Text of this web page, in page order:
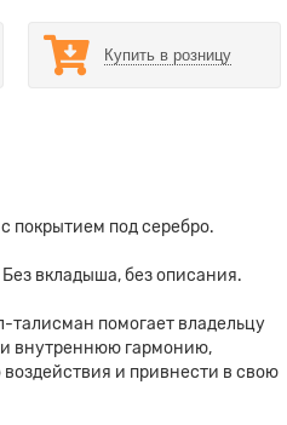
Купить в розницу
покрытием под серебро.
вкладыша, без описания.
помогает владельцу
внутреннюю гармонию,
воздействия и привнести в свою